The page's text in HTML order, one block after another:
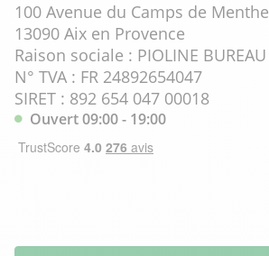
100 Avenue du Camps de Menthe
13090 Aix en Provence
Raison sociale : PIOLINE BUREAU
N° TVA : FR 24892654047
SIRET : 892 654 047 00018
Ouvert 09:00 - 19:00